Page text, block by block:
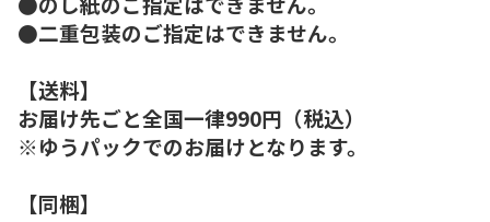
●二重包装のご指定はできません。
【送料】
お届け先ごと全国一律990円（税込）
※ゆうパックでのお届けとなります。
【同梱】